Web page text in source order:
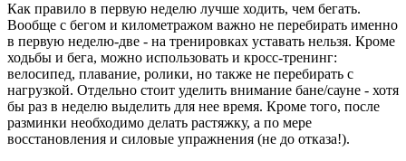
Как правило в первую неделю лучше ходить, чем бегать.
Вообще с бегом и километражом важно не перебирать именно
в первую неделю-две - на тренировках уставать нельзя. Кроме
ходьбы и бега, можно использовать и кросс-тренинг:
велосипед, плавание, ролики, но также не перебирать с
нагрузкой. Отдельно стоит уделить внимание бане/сауне - хотя
бы раз в неделю выделить для нее время. Кроме того, после
разминки необходимо делать растяжку, а по мере
восстановления и силовые упражнения (не до отказа!).